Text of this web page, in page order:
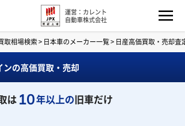
運営：カレント
自動車株式会社
取相場検索> 日本車のメーカー一覧> 日産高価買取・売却査
ンの高価買取・売却
は10年以上の旧車だけ